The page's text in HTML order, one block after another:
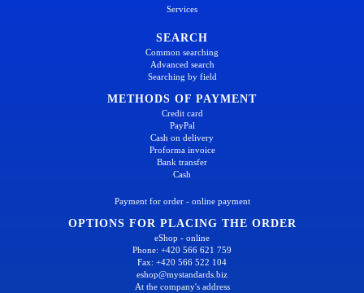
Services
SEARCH
Common searching
Advanced search
Searching by field
METHODS OF PAYMENT
Credit card
PayPal
Cash on delivery
Proforma invoice
Bank transfer
Cash
Payment for order - online payment
OPTIONS FOR PLACING THE ORDER
eShop - online
Phone: +420 566 621 759
Fax: +420 566 522 104
eshop@mystandards.biz
At the company's address